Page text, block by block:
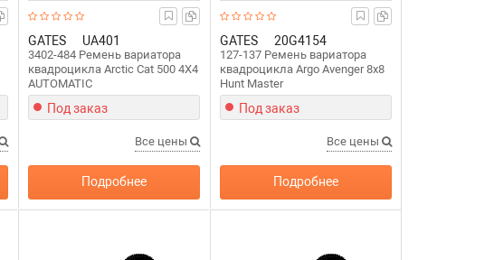
GATES UA401
3402-484 Ремень вариатора
квадроцикла Arctic Cat 500 4X4
AUTOMATIC
Под заказ
Все цены
Подробнее
GATES 20G4154
127-137 Ремень вариатора
квадроцикла Argo Avenger 8x8
Hunt Master
Под заказ
Все цены
Подробнее